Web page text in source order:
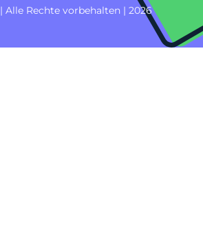
Alle Rechte vorbehalten | 2026